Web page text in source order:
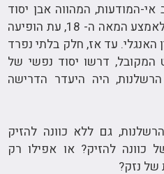
המודעות, המהווה אבן יסוד
לעוולת הרשלנות נחזור בזמן לאמצע המאה ה- 18, עת הופיעה
האנגלי. עד אז, חלק בלתי נפרד
המקובל, דרשו יסוד נפשי של
היה היעדר הדרישה
גם ללא כוונה להזיק
להזיק? או אפילו רק
נזק?